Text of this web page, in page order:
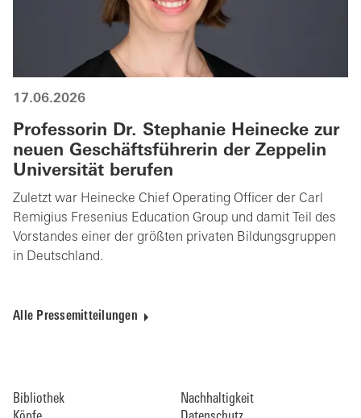
17.06.2026
Professorin Dr. Stephanie Heinecke zur
neuen Geschäftsführerin der Zeppelin
Universität berufen
Zuletzt war Heinecke Chief Operating Officer der Carl
Remigius Fresenius Education Group und damit Teil des
Vorstandes einer der größten privaten Bildungsgruppen
in Deutschland.
Alle Pressemitteilungen
Bibliothek
Nachhaltigkeit